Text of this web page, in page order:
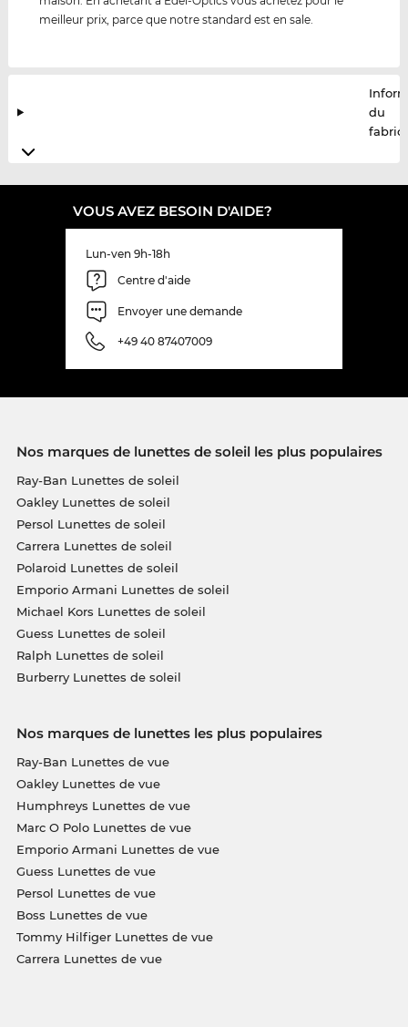
meilleur prix, parce que notre standard est en sale.
du
VOUS AVEZ BESOIN D'AIDE?
Lun-ven 9h-18h
Centre d'aide
Envoyer une demande
+49 40 87407009
Nos marques de lunettes de soleil les plus populaires
Ray-Ban Lunettes de soleil
Oakley Lunettes de soleil
Persol Lunettes de soleil
Carrera Lunettes de soleil
Polaroid Lunettes de soleil
Emporio Armani Lunettes de soleil
Michael Kors Lunettes de soleil
Guess Lunettes de soleil
Ralph Lunettes de soleil
Burberry Lunettes de soleil
Nos marques de lunettes les plus populaires
Ray-Ban Lunettes de vue
Oakley Lunettes de vue
Humphreys Lunettes de vue
Marc O Polo Lunettes de vue
Emporio Armani Lunettes de vue
Guess Lunettes de vue
Persol Lunettes de vue
Boss Lunettes de vue
Tommy Hilfiger Lunettes de vue
Carrera Lunettes de vue